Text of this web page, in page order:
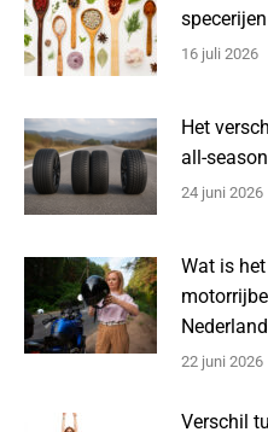
specerijen
16 juli 2026
Het
all-
24 juni 2026
Wat is
22 juni 2026
Verschil